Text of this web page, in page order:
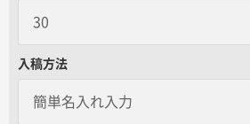
よくあるご質問
名入れグループサイト
入稿方法